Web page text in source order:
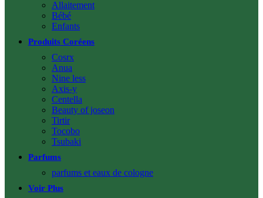
Allaitement
Bébé
Enfants
Produits Coréens
Cosrx
Anua
Nine less
Axis-y
Centella
Beauty of joseon
Tirtir
Tocobo
Tsubaki
Parfums
parfums et eaux de cologne
Voir Plus